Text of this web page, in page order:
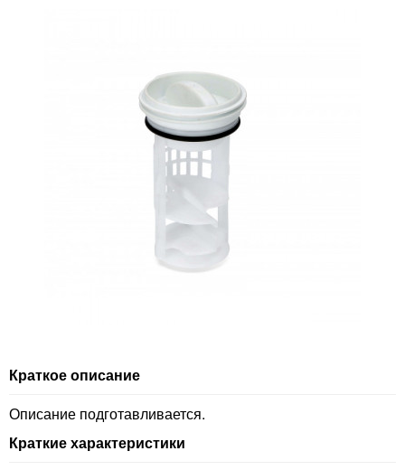
Краткое описание
Описание подготавливается.
Краткие характеристики